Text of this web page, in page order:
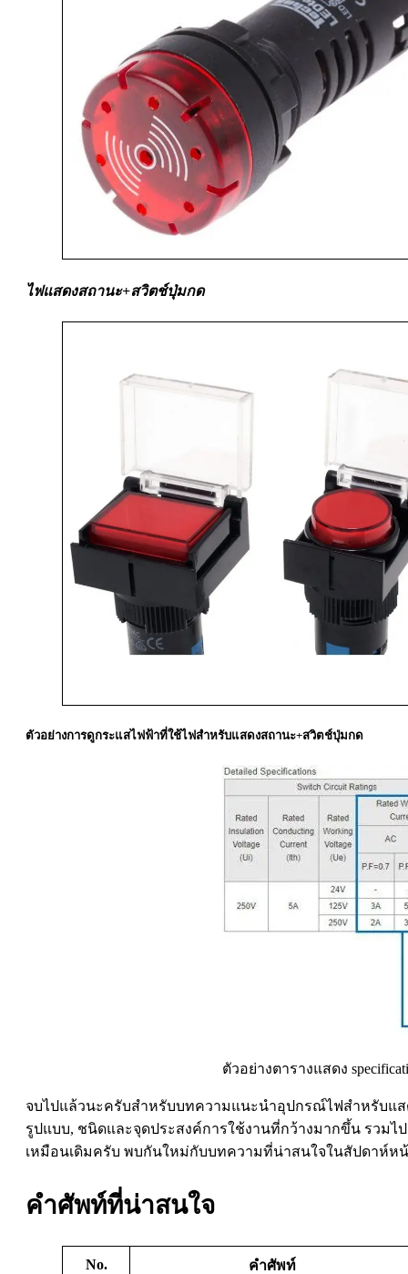
ไฟแสดงสถานะ+สวิตช์ปุ่มกด
ตัวอย่างการดูกระแสไฟฟ้าที่ใช้ไฟสำหรับแสดงสถานะ+สวิตช์ปุ่มกด
ตัวอย่างตารางแสดง
จบไปแล้วนะครับสำหรับบทความแนะนำอุปกรณ์ไฟสำหรับแ
รูปแบบ, ชนิดและจุดประสงค์การใช้งานที่กว้างมากขึ้น รวม
เหมือนเดิมครับ พบกันใหม่กับบทความที่น่าสนใจในสัปดาห์ห
คำศัพท์ที่น่าสนใจ
No. คำศัพท์